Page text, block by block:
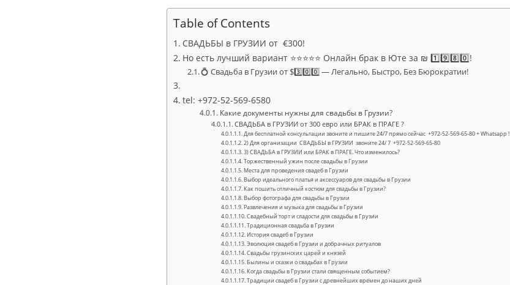
Table of Contents
СВАДЬБЫ в ГРУЗИИ от €300!
Но есть лучший вариант ⭐⭐⭐⭐⭐ Онлайн брак в Юте за ₪ 1️⃣9️⃣8️⃣0️⃣!
💍 Свадьба в Грузии от $3️⃣0️⃣0️⃣ — Легально, Быстро, Без Бюрократии!
tel: +972-52-569-6580
Какие документы нужны для свадьбы в Грузии?
СВАДЬБА в ГРУЗИИ от 300 евро или БРАК в ПРАГЕ ?
Для бесплатной консультации звоните и пишите 24/7 прямо сейчас +972-52-569-65-80 + Whatsapp !
2) Для организации СВАДЬБЫ в ГРУЗИИ звоните 24/ 7 +972-52-569-65-80
3) СВАДЬБА в ГРУЗИИ или БРАК в ПРАГЕ. Что изменилось?
Торжественный ужин после свадьбы в Грузии
Места для проведения свадеб в Грузии
Выбор идеального платья и аксессуаров для свадьбы в Грузии
Как пошить отличный костюм для свадьбы в Грузии?
Выбор фотографа для свадьбы в Грузии
Развлечения и музыка для свадьбы в Грузии
Свадебный торт и сладости для свадьбы в Грузии
Традиционная свадьба в Грузии
История свадеб в Грузии
Эволюция свадеб в Грузии и добрачных ритуалов
Свадьбы грузинских царей и князей
Былины и сказки о свадьбах в Грузии
Когда свадьбы в Грузии стали священным событием?
Традиции свадеб в Грузии с древнейших времен до наших дней